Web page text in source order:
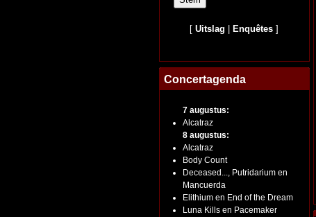
[Uitslag Enquêtes ]
Concertagenda
7 augustus:
Alcatraz
8 augustus:
Alcatraz
Body Count
Deceased..., Putridarium en
Mancuerda
Elithium en End of the Dream
Luna Kills en Pacemaker